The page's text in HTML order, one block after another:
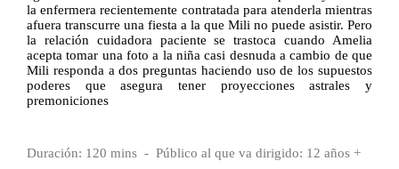
la enfermera recientemente contratada para atenderla mientras
afuera transcurre una fiesta a la que Mili no puede asistir. Pero
la relación cuidadora paciente se trastoca cuando Amelia
acepta tomar una foto a la niña casi desnuda a cambio de que
Mili responda a dos preguntas haciendo uso de los supuestos
poderes que asegura tener proyecciones astrales y
premoniciones
Duración: 120 mins - Público al que va dirigido: 12 años +